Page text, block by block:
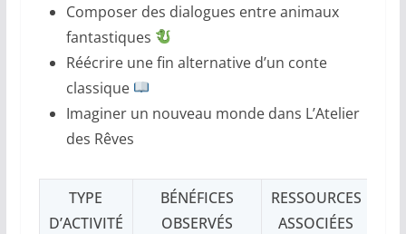
Composer des dialogues entre animaux
fantastiques
Réécrire une fin alternative d’un conte
classique
Imaginer un nouveau monde dans L’Atelier
des Rêves
TYPE
D’ACTIVITÉ
BÉNÉFICES
OBSERVÉS
RESSOURCES
ASSOCIÉES